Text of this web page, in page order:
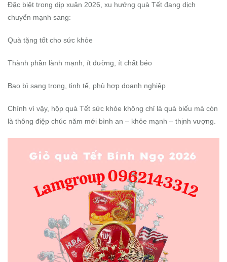
Đặc biệt trong dịp xuân 2026, xu hướng quà Tết đang dịch
chuyển mạnh sang:
Quà tặng tốt cho sức khỏe
Thành phần lành mạnh, ít đường, ít chất béo
Bao bì sang trọng, tinh tế, phù hợp doanh nghiệp
Chính vì vậy, hộp quà Tết sức khỏe không chỉ là quà biếu mà còn
là thông điệp chúc năm mới bình an – khỏe mạnh – thịnh vượng.